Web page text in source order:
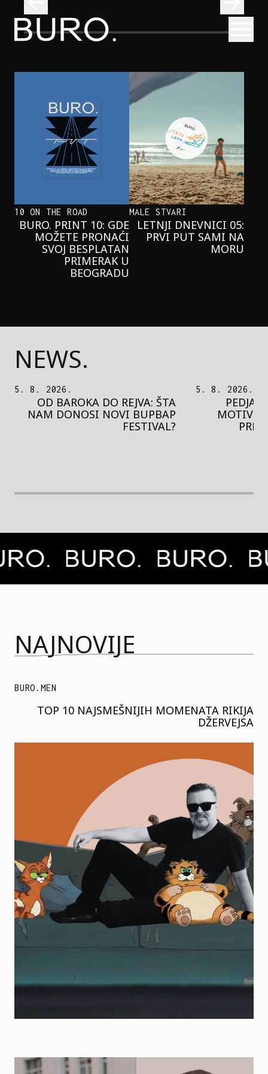
BURO.
BEOGRAD, BAJAGA I OSAMDESETE:
MJUZIKL KOJI NE PROPUŠTAMO
10 ON THE ROAD
BURO. PRINT 10: GDE
MOŽETE PRONAĆI
SVOJ BESPLATAN
PRIMERAK U
BEOGRADU
MALE STVARI
LETNJI DNEVNICI 05:
PRVI PUT SAMI NA
MORU
NEWS.
5. 8. 2026.
OD BAROKA DO REJVA: ŠTA
NAM DONOSI NOVI BUPBAP
FESTIVAL?
5. 8. 2026.
PEDJA
MOTIVE
NAJNOVIJE
BURO.MEN
TOP 10 NAJSMEŠNIJIH MOMENATA RIKIJA
DŽERVEJSA